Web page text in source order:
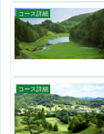
コース詳細
コース詳細